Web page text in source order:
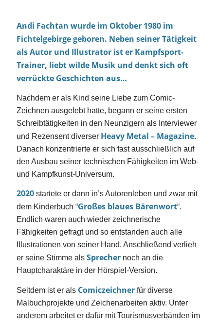
Andi Fachtan wurde im Oktober 1980 im
Fichtelgebirge geboren. Neben seiner Tätigkeit
als Autor und Illustrator ist er Kampfsport-
Trainer, liebt wilde Musik und denkt sich oft
verrückte Geschichten aus…
Nachdem er als Kind seine Liebe zum Comic-
Zeichnen ausgelebt hatte, begann er seine ersten
Schreibtätigkeiten in den Neunzigern als Interviewer
und Rezensent diverser Heavy Metal – Magazine.
Danach konzentrierte er sich fast ausschließlich auf
den Ausbau seiner technischen Fähigkeiten im Web-
und Kampfkunst-Universum.
2020startete er dann in’s Autorenleben und zwar mit
dem Kinderbuch “Großes blaues Bärenwort“.
Endlich waren auch wieder zeichnerische
Fähigkeiten gefragt und so entstanden auch alle
Illustrationen von seiner Hand. Anschließend verlieh
er seine Stimme als Sprechernoch an die
Hauptcharaktäre in der Hörspiel-Version.
Seitdem ist er als Comiczeichnerfür diverse
Malbuchprojekte und Zeichenarbeiten aktiv. Unter
anderem arbeitet er dafür mit Tourismusverbänden im